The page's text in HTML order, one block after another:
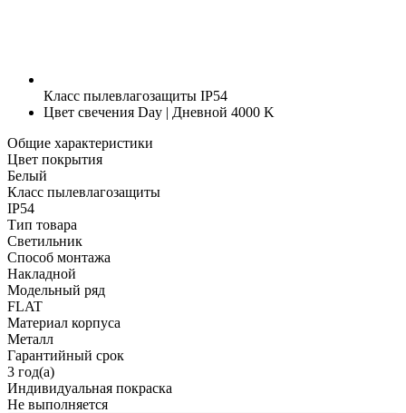
Класс пылевлагозащиты IP54
Цвет свечения Day | Дневной 4000 K
Общие характеристики
Цвет покрытия
Белый
Класс пылевлагозащиты
IP54
Тип товара
Светильник
Способ монтажа
Накладной
Модельный ряд
FLAT
Материал корпуса
Металл
Гарантийный срок
3 год(а)
Индивидуальная покраска
Не выполняется